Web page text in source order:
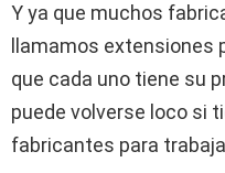
Y ya que muchos
llamamos extensiones
que cada uno tiene su
puede volverse loco si
fabricantes para